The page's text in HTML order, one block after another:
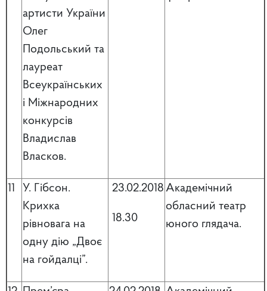
артисти України
Олег
Подольський та
лауреат
Всеукраїнських
і Міжнародних
конкурсів
Владислав
Власков.
11
У. Гібсон.
Крихка
рівновага на
одну дію „Двоє
на гойдалці”.
23.02.2018
18.30
Академічний
обласний театр
юного глядача.